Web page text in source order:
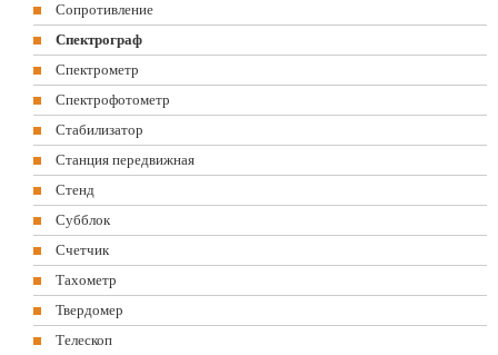
Сопротивление
Спектрограф
Спектрометр
Спектрофотометр
Стабилизатор
Станция передвижная
Стенд
Субблок
Счетчик
Тахометр
Твердомер
Телескоп